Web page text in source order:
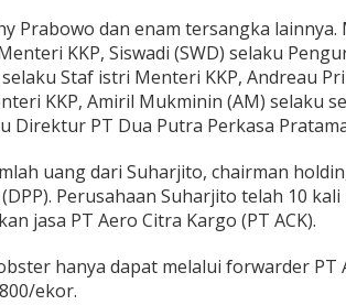
Prabowo dan enam tersangka lainnya.
KKP, Siswadi (SWD) selaku
Staf istri Menteri KKP, Andreau
KKP, Amiril Mukminin (AM) selaku
Direktur PT Dua Putra Perkasa
uang dari Suharjito, chairman
Perusahaan Suharjito telah 10
jasa PT Aero Citra Kargo (PT ACK).
hanya dapat melalui forwarder PT
ekor.